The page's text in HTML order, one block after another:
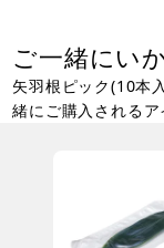
ご一緒にい
矢羽根ピック(10本
緒にご購入される